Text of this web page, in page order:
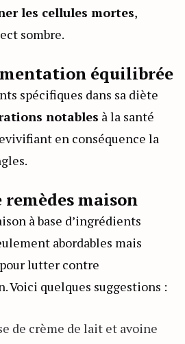
les cellules mortes,
sombre.
équilibrée
spécifiques dans sa diète
notables à la santé
en conséquence la
maison
à base d’ingrédients
abordables mais
pour lutter contre
Voici quelques suggestions :
de crème de lait et avoine